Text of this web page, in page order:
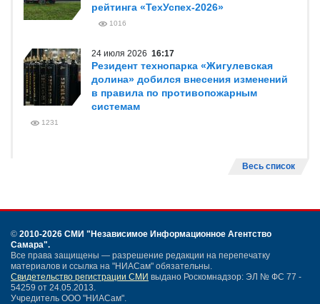
рейтинга «ТехУспех-2026»
1016
24 июля 2026 16:17
Резидент технопарка «Жигулевская
долина» добился внесения изменений
в правила по противопожарным
системам
1231
Весь список
© 2010-2026 СМИ "Независимое Информационное Агентство
Самара".
Все права защищены — разрешение редакции на перепечатку
материалов и ссылка на "НИАСам" обязательны.
Свидетельство регистрации СМИ выдано Роскомнадзор: ЭЛ № ФС 77 -
54259 от 24.05.2013.
Учредитель ООО "НИАСам".